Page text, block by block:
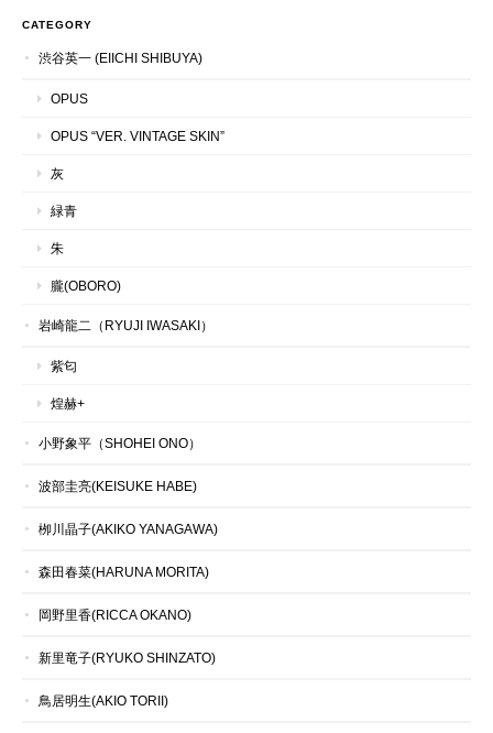
CATEGORY
渋谷英一 (EIICHI SHIBUYA)
OPUS
OPUS “VER. VINTAGE SKIN”
灰
緑青
朱
朧(OBORO)
岩崎龍二（RYUJI IWASAKI）
紫匂
煌赫+
小野象平（SHOHEI ONO）
波部圭亮(KEISUKE HABE)
栁川晶子(AKIKO YANAGAWA)
森田春菜(HARUNA MORITA)
岡野里香(RICCA OKANO)
新里竜子(RYUKO SHINZATO)
鳥居明生(AKIO TORII)